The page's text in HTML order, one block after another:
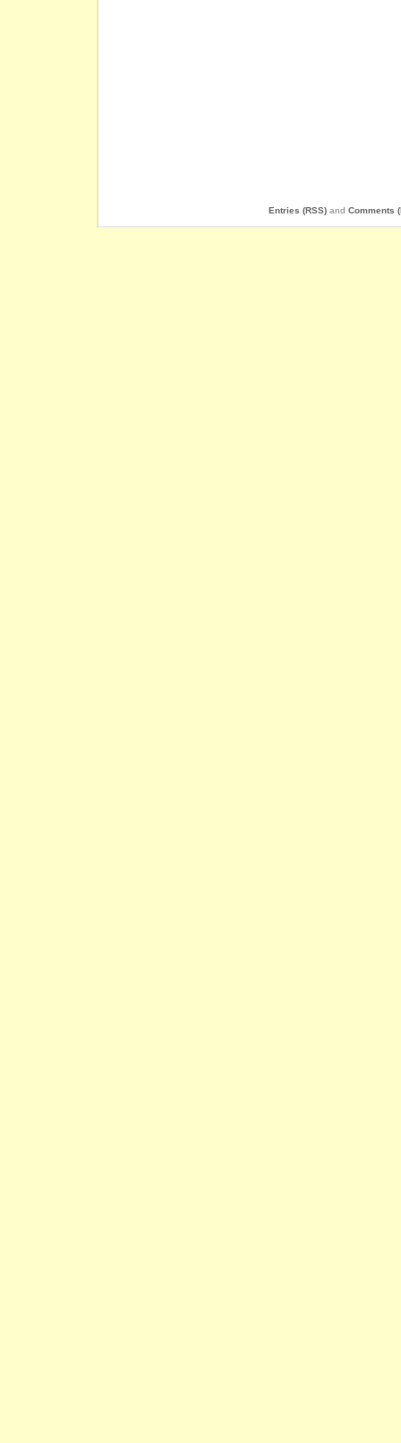
Entries (RSS) and Comments